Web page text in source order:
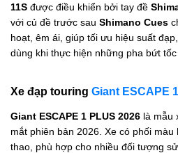
11S được điều khiển bởi tay đề
với củ đề trước sau Shimano Cues
hoạt, êm ái, giúp tối ưu hiệu suất
dùng khi thực hiện những pha bứt tốc
Xe đạp touring Giant ESCAPE
Giant ESCAPE 1 PLUS 2026 là mẫu
mắt phiên bản 2026. Xe có phối
thao, phù hợp cho nhiều đối tượng